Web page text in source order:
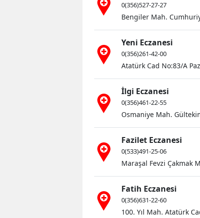
0(356)527-27-27
Bengiler Mah.
Yeni Eczanesi
0(356)261-42-00
Atatürk Cad No:83/A
İlgi Eczanesi
0(356)461-22-55
Osmaniye Mah.
Fazilet Eczanesi
0(533)491-25-06
Maraşal Fevzi Çakmak
Fatih Eczanesi
0(356)631-22-60
100. Yıl Mah. Atatürk